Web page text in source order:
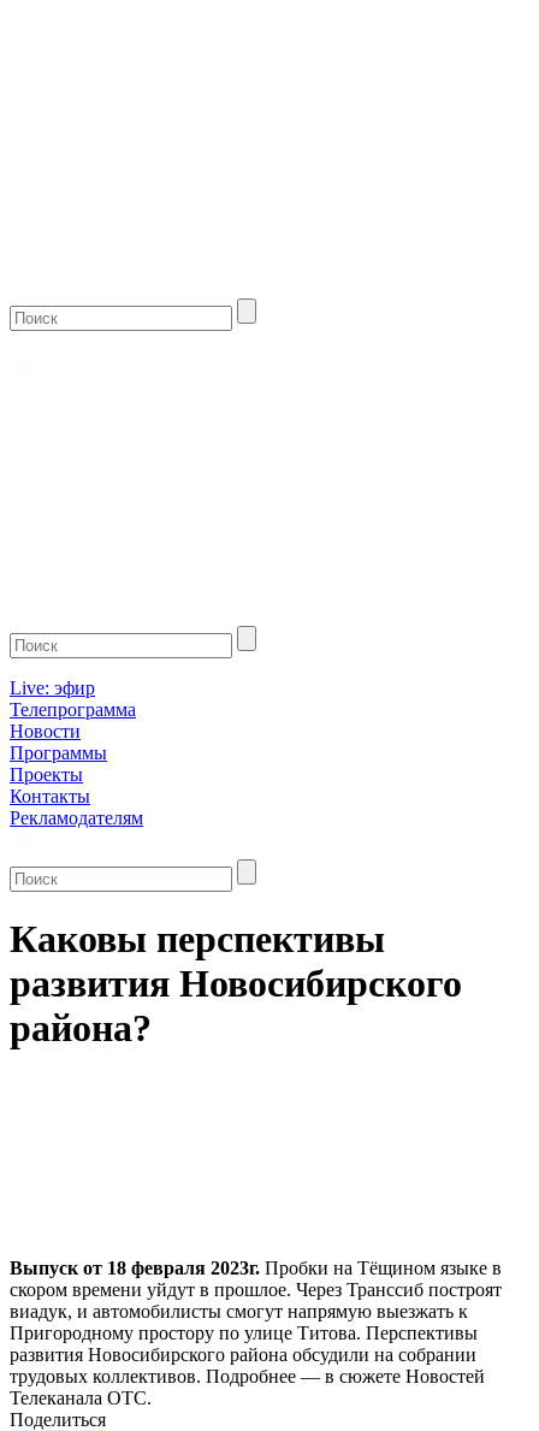
Live: эфир
Телепрограмма
Новости
Программы
Проекты
Контакты
Рекламодателям
Каковы перспективы
развития Новосибирского
района?
Выпуск от 18 февраля 2023г. Пробки на Тёщином языке в
скором времени уйдут в прошлое. Через Транссиб построят
виадук, и автомобилисты смогут напрямую выезжать к
Пригородному простору по улице Титова. Перспективы
развития Новосибирского района обсудили на собрании
трудовых коллективов. Подробнее — в сюжете Новостей
Телеканала ОТС.
Поделиться